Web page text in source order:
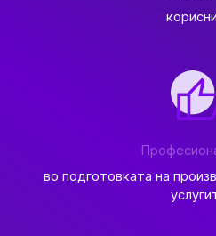
во подготовката на